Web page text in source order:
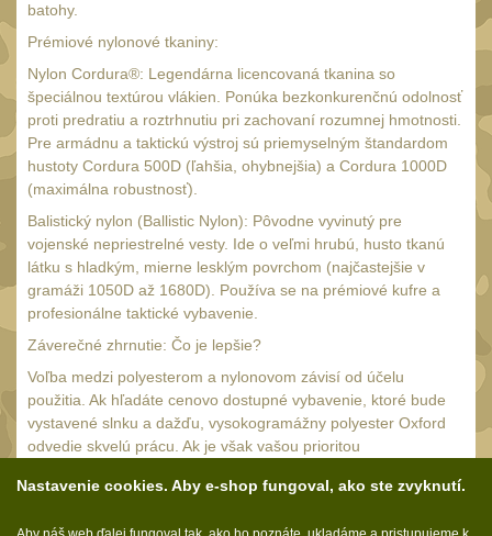
Zámky
Nepromokavý potahy a
vaky18
Adaptéry
Taktická pera5
Láhve
Lékárničky 17
Na přežití26
Darčekové poukazy
Ostatní 43
NOŽE A MULTITOOLY
s čepeľou do 7 cm15
s čepeľou 8-9 cm
batohy.
Prémiové nylonové tkaniny:
Nylon Cordura®: Legendárna licencovaná tkanina so
špeciálnou textúrou vlákien. Ponúka bezkonkurenčnú odolnosť
proti predratiu a roztrhnutiu pri zachovaní rozumnej hmotnosti.
Pre armádnu a taktickú výstroj sú priemyselným štandardom
hustoty Cordura 500D (ľahšia, ohybnejšia) a Cordura 1000D
(maximálna robustnosť).
Balistický nylon (Ballistic Nylon): Pôvodne vyvinutý pre
vojenské nepriestrelné vesty. Ide o veľmi hrubú, husto tkanú
látku s hladkým, mierne lesklým povrchom (najčastejšie v
gramáži 1050D až 1680D). Používa se na prémiové kufre a
profesionálne taktické vybavenie.
Záverečné zhrnutie: Čo je lepšie?
Voľba medzi polyesterom a nylonovom závisí od účelu
použitia. Ak hľadáte cenovo dostupné vybavenie, ktoré bude
vystavené slnku a dažďu, vysokogramážny polyester Oxford
odvedie skvelú prácu. Ak je však vašou prioritou
spoľahlivosť v bojových alebo expedičných podmienkach,
Nastavenie cookies. Aby e-shop fungoval, ako ste zvyknutí.